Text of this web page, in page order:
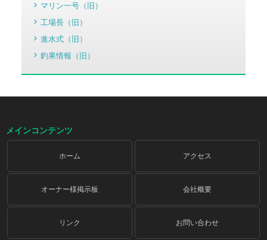
マリン一号（旧）
工場長（旧）
進水式（旧）
釣果情報（旧）
メインコンテンツ
ホーム アクセス
オーナー様掲示板 会社概要
リンク お問い合わせ